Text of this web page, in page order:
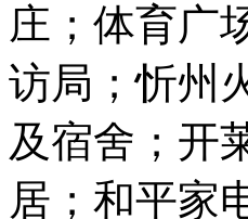
庄；体育广
访局；忻州
及宿舍；开
居；和平家